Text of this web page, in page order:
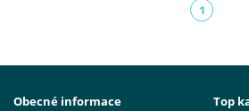
1(aktuální)
Obecné informace
Top